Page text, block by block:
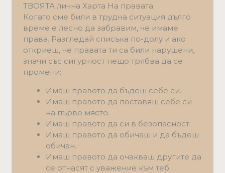
ТВОЯТА лична Харта На правата
Когато сме били в трудна ситуация дълго
време е лесно да забравим, че имаме
права. Разгледай списъкa по-долу и ако
откриеш, че правата ти са били нарушени,
значи със сигурност нещо трябва да се
промени:
Имаш правото да бъдеш себе си.
Имаш правото да поставяш себе си
на първо място.
Имаш правото да си в безопасност.
Имаш правото да обичаш и да бъдеш
обичан.
Имаш правото да очакваш другите да
се отнасят с уважение към теб.